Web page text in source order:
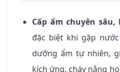
Cấp ẩm chuyên
đặc biệt khi gặp
dưỡng ẩm tự nhiên,
kích ứng, cháy nắng